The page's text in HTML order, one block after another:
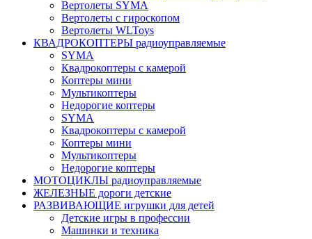
Вертолеты SYMA
Вертолеты с гироскопом
Вертолеты WLToys
КВАДРОКОПТЕРЫ радиоуправляемые
SYMA
Квадрокоптеры с камерой
Коптеры мини
Мультикоптеры
Недорогие коптеры
SYMA
Квадрокоптеры с камерой
Коптеры мини
Мультикоптеры
Недорогие коптеры
МОТОЦИКЛЫ радиоуправляемые
ЖЕЛЕЗНЫЕ дороги детские
РАЗВИВАЮЩИЕ игрушки для детей
Детские игры в профессии
Машинки и техника